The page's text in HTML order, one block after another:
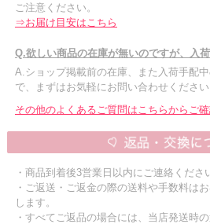
ご注意ください。
⇒お届け目安はこちら
Q.欲しい商品の在庫が無いのですが、入
A.ショップ掲載前の在庫、また入荷手配
で、まずはお気軽にお問い合わせください
その他のよくあるご質問はこちらからご確
・商品到着後3営業日以内にご連絡くださ
・ご返送・ご返金の際の送料や手数料は
します。
・すべてご返品の場合には、当店発送時